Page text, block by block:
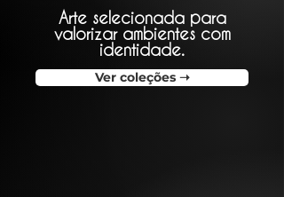
Arte selecionada para
valorizar ambientes com
identidade.
Ver coleções ➝